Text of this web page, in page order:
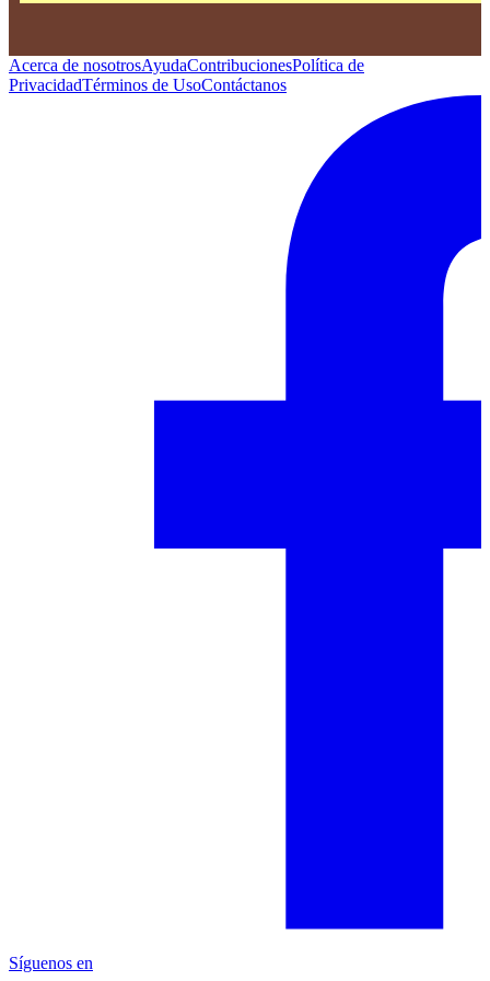
Acerca de nosotrosAyudaContribucionesPolítica de
PrivacidadTérminos de UsoContáctanos
Síguenos en